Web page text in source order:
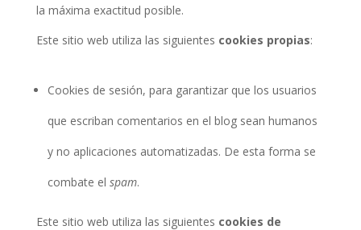
la máxima exactitud posible.
Este sitio web utiliza las siguientes cookies propias:
Cookies de sesión, para garantizar que los usuarios
que escriban comentarios en el blog sean humanos
y no aplicaciones automatizadas. De esta forma se
combate el spam.
Este sitio web utiliza las siguientes cookies de